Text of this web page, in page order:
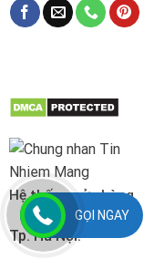
Hệ thống cửa hàng
Tp. Hà Nội:
GỌI NGAY